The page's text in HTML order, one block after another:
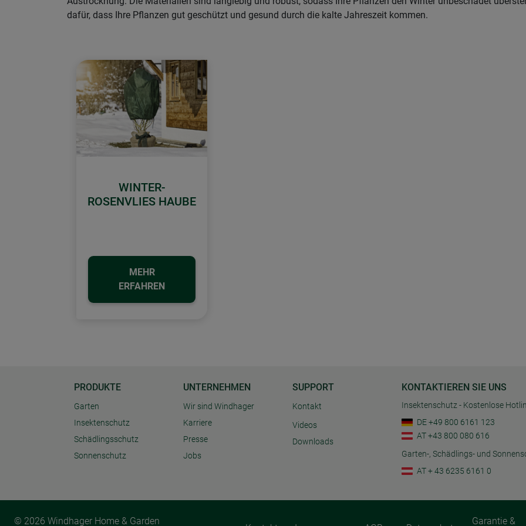
dafür, dass Ihre Pflanzen gut geschützt und gesund durch die kalte Jahreszeit kommen.
WINTER-
ROSENVLIES HAUBE
MEHR
ERFAHREN
PRODUKTE
Garten
Insektenschutz
Schädlingsschutz
Sonnenschutz
UNTERNEHMEN
Wir sind Windhager
Karriere
Presse
Jobs
SUPPORT
Kontakt
Videos
Downloads
KONTAKTIEREN SIE UNS
Insektenschutz - Kostenlose
DE +49 800 6161 123
AT +43 800 080 616
Garten-, Schädlings- und
AT + 43 6235 6161 0
© 2026 Windhager Home & Garden Garantie &